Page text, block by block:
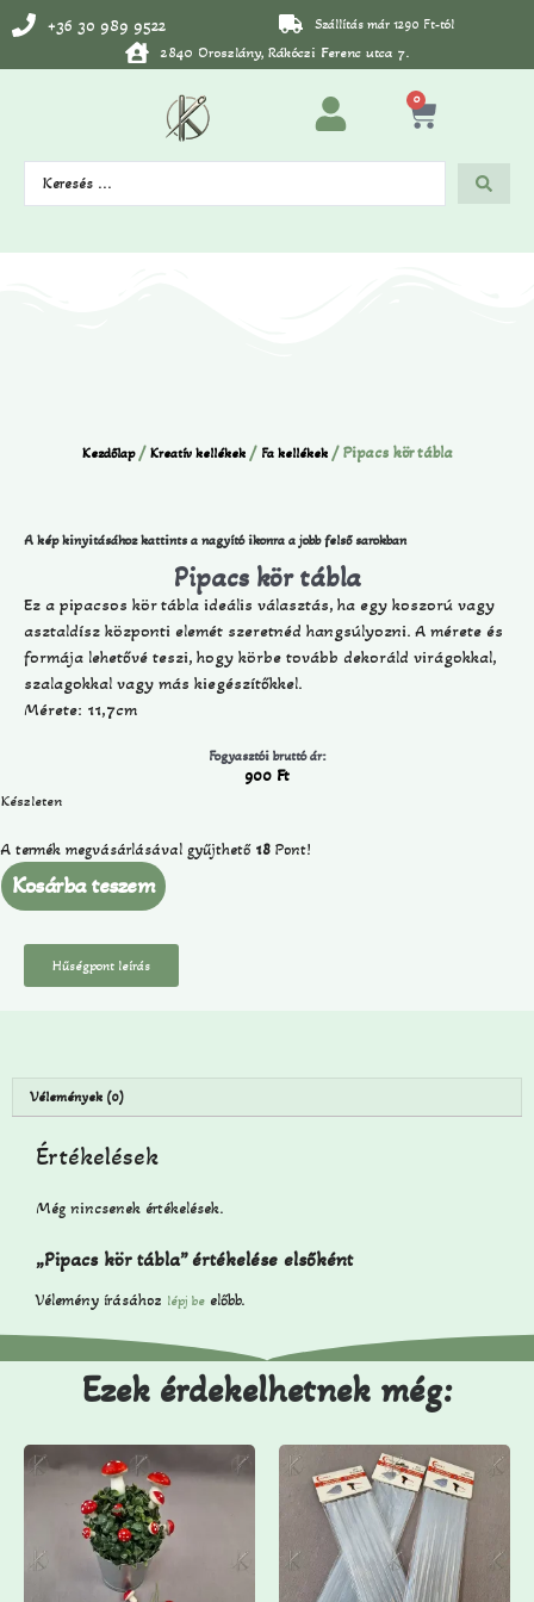
+36 30 989 9522 Szállítás már 1290 Ft-tól
2840 Oroszlány, Rákóczi Ferenc utca 7.
0
Kezdőlap/ Kreatív kellékek/ Fa kellékek/ Pipacs kör tábla
A kép kinyitásához kattints a nagyító ikonra a jobb felső sarokban
Pipacs kör tábla
Ez a pipacsos kör tábla ideális választás, ha egy koszorú vagy
asztaldísz központi elemét szeretnéd hangsúlyozni. A mérete és
formája lehetővé teszi, hogy körbe tovább dekoráld virágokkal,
szalagokkal vagy más kiegészítőkkel.
Mérete: 11,7cm
Fogyasztói bruttó ár:
900 Ft
Készleten
A termék megvásárlásával gyűjthető 18 Pont!
Kosárba teszem
Hűségpont leírás
Vélemények (0)
Értékelések
Még nincsenek értékelések.
„Pipacs kör tábla” értékelése elsőként
Vélemény írásához lépj be előbb.
Ezek érdekelhetnek még: